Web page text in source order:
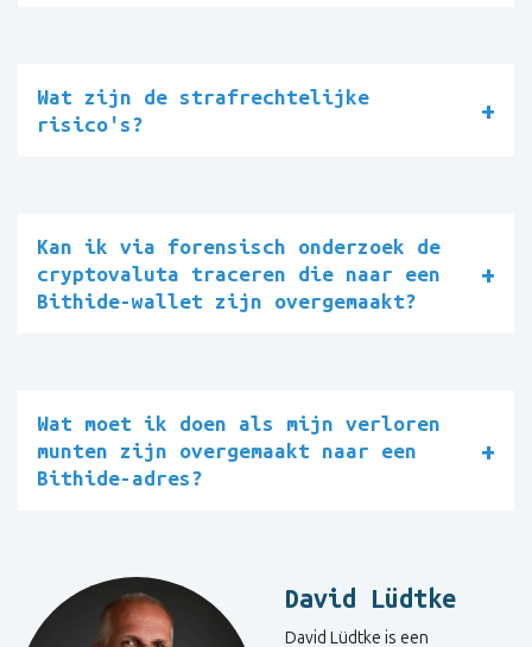
Wat zijn de strafrechtelijke
risico's?
Kan ik via forensisch onderzoek de
cryptovaluta traceren die naar een
Bithide-wallet zijn overgemaakt?
Wat moet ik doen als mijn verloren
munten zijn overgemaakt naar een
Bithide-adres?
David Lüdtke
David Lüdtke is een